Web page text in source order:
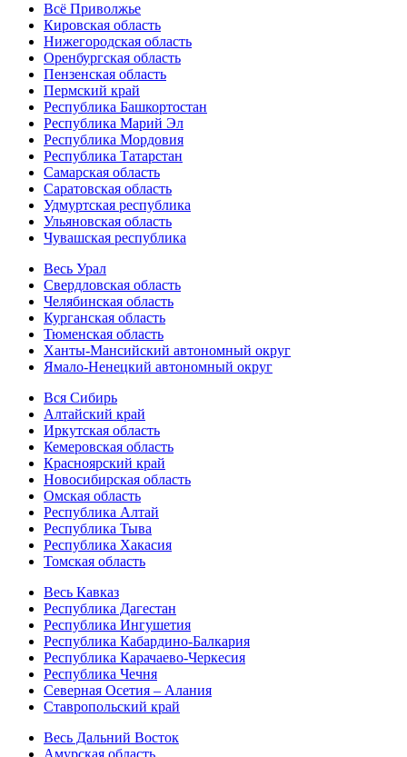
Всё Приволжье
Кировская область
Нижегородская область
Оренбургская область
Пензенская область
Пермский край
Республика Башкортостан
Республика Марий Эл
Республика Мордовия
Республика Татарстан
Самарская область
Саратовская область
Удмуртская республика
Ульяновская область
Чувашская республика
Весь Урал
Свердловская область
Челябинская область
Курганская область
Тюменская область
Ханты-Мансийский автономный округ
Ямало-Ненецкий автономный округ
Вся Сибирь
Алтайский край
Иркутская область
Кемеровская область
Красноярский край
Новосибирская область
Омская область
Республика Алтай
Республика Тыва
Республика Хакасия
Томская область
Весь Кавказ
Республика Дагестан
Республика Ингушетия
Республика Кабардино-Балкария
Республика Карачаево-Черкесия
Республика Чечня
Северная Осетия – Алания
Ставропольский край
Весь Дальний Восток
Амурская область